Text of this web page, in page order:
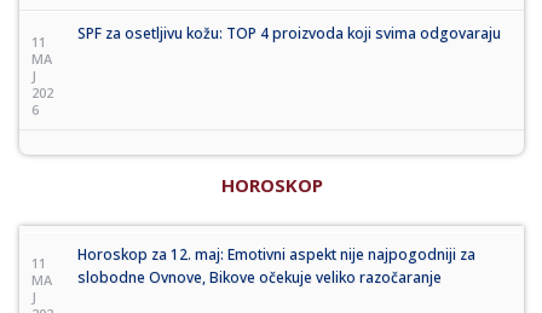
11
MA
J
202
6
SPF za osetljivu kožu: TOP 4 proizvoda koji svima odgovaraju
HOROSKOP
11
MA
J
Horoskop za 12. maj: Emotivni aspekt nije najpogodniji za
slobodne Ovnove, Bikove očekuje veliko razočaranje